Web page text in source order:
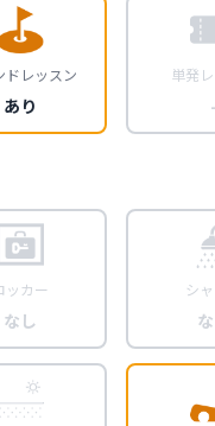
ドレッスン
あり
単発
-
ッカー
なし
シ